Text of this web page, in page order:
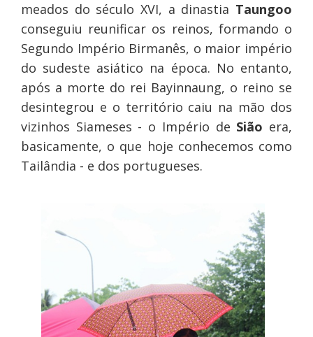
meados do século XVI, a dinastia Taungoo
conseguiu reunificar os reinos, formando o
Segundo Império Birmanês, o maior império
do sudeste asiático na época. No entanto,
após a morte do rei Bayinnaung, o reino se
desintegrou e o território caiu na mão dos
vizinhos Siameses - o Império de Sião era,
basicamente, o que hoje conhecemos como
Tailândia - e dos portugueses.